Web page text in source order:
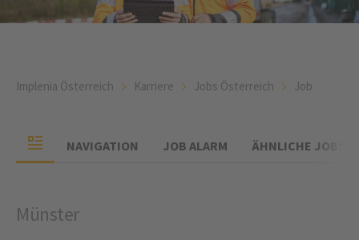
Implenia Österreich Karriere Jobs Österreich Job
NAVIGATION JOB ALARM ÄHNLICHE JOBS
Münster